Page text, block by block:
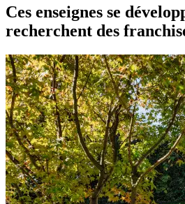
Ces enseignes se
recherchent des